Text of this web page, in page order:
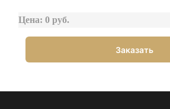
Цена: 0 руб.
Заказать